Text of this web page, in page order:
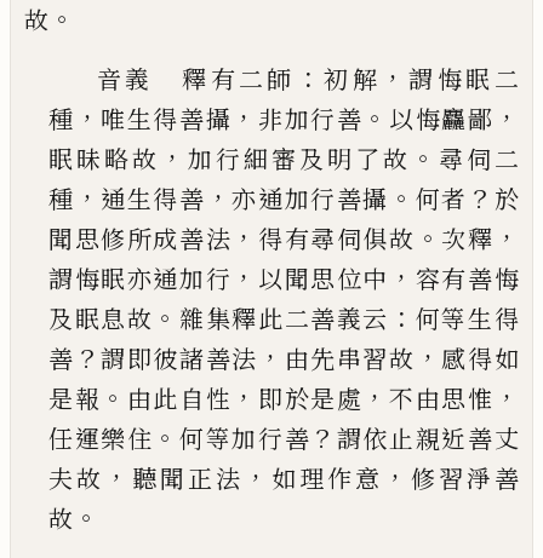
故 。
音義 釋有二師 ：初解 ，謂悔眠二
種 ， 唯生得善攝 ， 非加行善 。 以悔麤鄙 ，
眠昧略故 ， 加行細審及明了故 。 尋伺二
種 ， 通生得善 ，亦通加行善攝 。 何者 ？ 於
聞思修所成善法 ， 得有尋伺俱故 。 次釋 ，
謂悔眠亦通加行 ， 以聞思位中 ， 容有善悔
及眠息故 。 雜集釋此二善義云 ： 何等生得
善 ？謂即彼諸善法 ， 由先串習故 ， 感得如
是報 。 由此自性 ， 即於是處 ，不由思惟 ，
任運樂住 。何等加行善 ？ 謂依止親近善丈
夫故 ， 聽聞正法 ， 如理作意 ， 修習淨善
故 。